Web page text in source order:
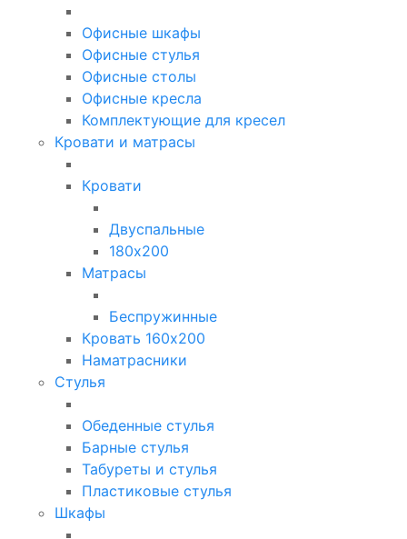
Офисные шкафы
Офисные стулья
Офисные столы
Офисные кресла
Комплектующие для кресел
Кровати и матрасы
Кровати
Двуспальные
180х200
Матрасы
Беспружинные
Кровать 160х200
Наматрасники
Стулья
Обеденные стулья
Барные стулья
Табуреты и стулья
Пластиковые стулья
Шкафы